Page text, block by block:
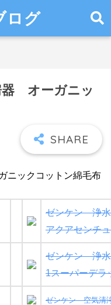
ログ
オーガニッ
ックコットン綿毛布
ゼンケン 浄
アクアセンチ
ゼンケン 浄
1スーパーデラ
ゼンケン 空気清